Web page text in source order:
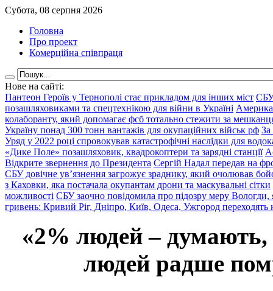
Субота, 08 серпня 2026
Головна
Про проект
Комерційна співпраця
Нове на сайті:
Пантеон Героїв у Тернополі стає прикладом для інших міст СБУ
позашляховиками та спецтехнікою для війни в Україні
колаборанту, який допомагає фсб тотально стежити за
Україну понад 300 тонн вантажів для окупаційних військ рф За
Уряд у 2022 році спровокував катастрофічні наслідки для
«Дике Поле» позашляховик, квадрокоптери та зарядні станції
Відкрите звернення до Президента Сергій Надал передав на
СБУ довічне ув’язнення загрожує зраднику, який очолював
з Каховки, яка постачала окупантам дрони та маскувальні сітки
можливості СБУ заочно повідомила про підозру меру Вологди,
гривень: Кривий Ріг, Дніпро, Київ, Одеса, Ужгород переходять
«2% людей –
людей радше